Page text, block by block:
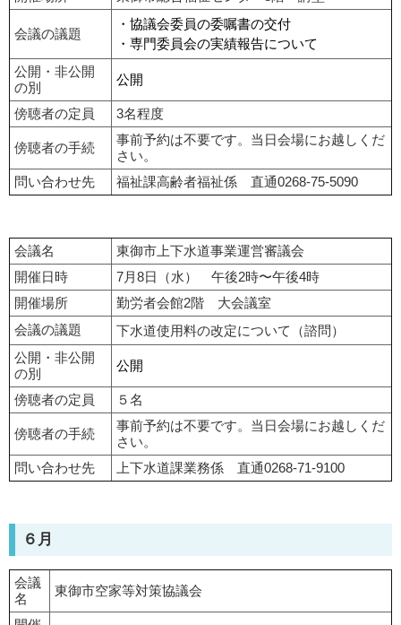
会議の議題
・協議会委員の委嘱書の交付
・専門委員会の実績報告について
公開・非公開
の別
公開
傍聴者の定員 3名程度
傍聴者の手続
事前予約は不要です。当日会場にお越しくだ
さい。
問い合わせ先
福祉課高齢者福祉係 直通0268-75-5090
会議名
東御市上下水道事業運営審議会
開催日時
7月8日（水） 午後2時〜午後4時
開催場所
勤労者会館2階 大会議室
会議の議題
下水道使用料の改定について（諮問）
公開・非公開
の別
公開
傍聴者の定員 ５名
傍聴者の手続
事前予約は不要です。当日会場にお越しくだ
さい。
問い合わせ先
上下水道課業務係 直通0268-71-9100
６月
会議
名
東御市空家等対策協議会